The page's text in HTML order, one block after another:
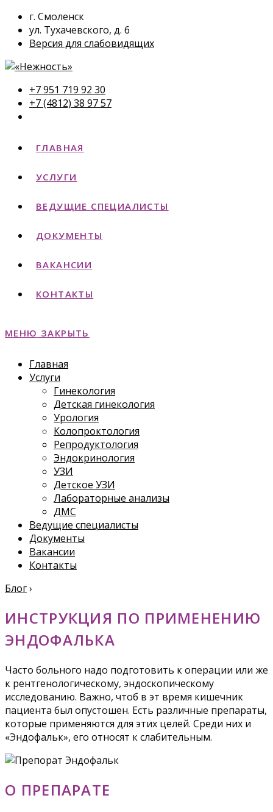
г. Смоленск
ул. Тухачевского, д. 6
Версия для слабовидящих
+7 951 719 92 30
+7 (4812) 38 97 57
ГЛАВНАЯ
УСЛУГИ
ВЕДУЩИЕ СПЕЦИАЛИСТЫ
ДОКУМЕНТЫ
ВАКАНСИИ
КОНТАКТЫ
МЕНЮ ЗАКРЫТЬ
Главная
Услуги
Гинекология
Детская гинекология
Урология
Колопроктология
Репродуктология
Эндокринология
УЗИ
Детское УЗИ
Лабораторные анализы
ДМС
Ведущие специалисты
Документы
Вакансии
Контакты
Блог›
ИНСТРУКЦИЯ ПО ПРИМЕНЕНИЮ
ЭНДОФАЛЬКА
Часто больного надо подготовить к операции или же
к рентгенологическому, эндоскопическому
исследованию. Важно, чтоб в эт время кишечник
пациента был опустошен. Есть различные препараты,
которые применяются для этих целей. Среди них и
«Эндофальк», его относят к слабительным.
О ПРЕПАРАТЕ